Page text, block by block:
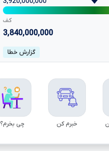
کف
3,840,000,000
گزارش خطا
خبرم کن چی بخرم؟